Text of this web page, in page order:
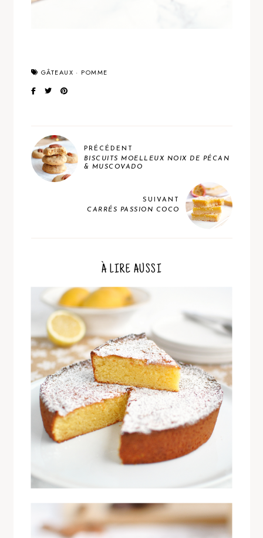
GÂTEAUX · POMME
PRÉCÉDENT
BISCUITS MOELLEUX NOIX DE PÉCAN
& MUSCOVADO
SUIVANT
CARRÉS PASSION COCO
À LIRE AUSSI